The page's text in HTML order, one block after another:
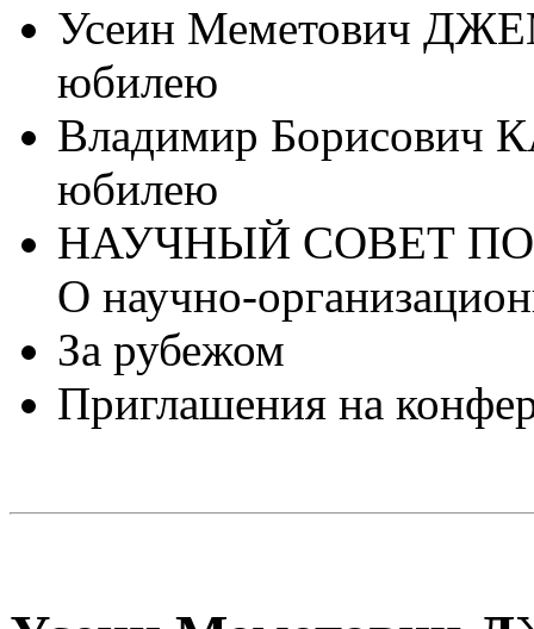
Усеин Меметович
юбилею
Владимир Борисович
юбилею
НАУЧНЫЙ СОВЕТ
О научно-
За рубежом
Приглашения на